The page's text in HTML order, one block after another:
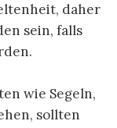
daher
sein, falls
wie Segeln,
sollten